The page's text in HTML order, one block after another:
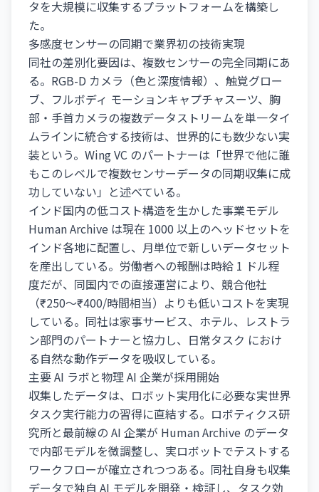
タを大規模に収集するプラットフォームを構築し
た。
多感度センサーの同期で業界初の技術実現
同社の差別化要因は、複数センサーの完全同期にあ
る。RGB-D カメラ（色と深度情報）、触覚グロー
ブ、フルボディ モーションキャプチャスーツ、胸
部・手首カメラの複数データストリームを単一タイ
ムラインに統合する技術は、世界的にも数少ない実
装という。Wing VC のパートナーは「世界で他に誰
もこのレベルで複数センサーデータの同期収集に成
功していない」と述べている。
インド国内の低コスト構造を生かした事業モデル
Human Archive は現在 1000 以上のヘッドセットを
インド各地に配置し、月単位で新しいデータセット
を産出している。労働者への報酬は時給 1 ドル程
度だが、同国内での直接運営により、競合他社
（₹250〜₹400/時間相当）よりも低いコストを実現
している。同社は家事サービス、ホテル、レストラ
ン部門のパートナーと協力し、日常タスク におけ
る自然な動作データを吸収している。
主要 AI ラボと物理 AI 企業が採用開始
収集したデータは、ロボット実用化に必要な実世界
タスク実行能力の習得に直結する。ロボティクス研
究所と最前線の AI 企業が Human Archive のデータ
で内部モデルを微調整し、実ロボットでテストする
ワークフローが確立されつつある。同社自身も収集
データで独自 AI モデルを開発・検証し、タスク効